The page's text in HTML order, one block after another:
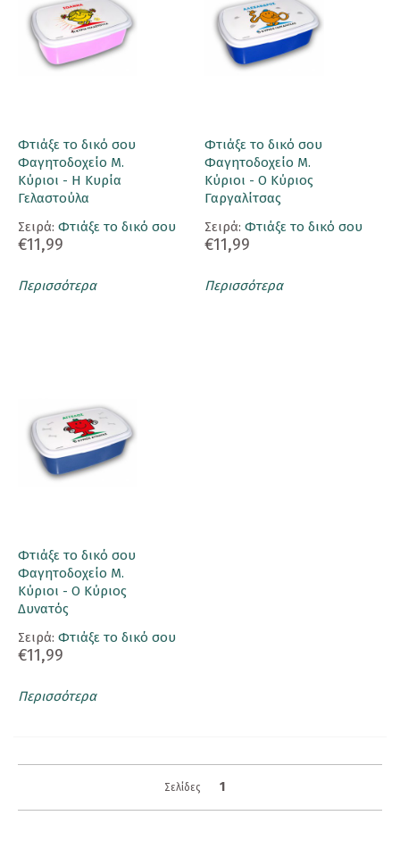
Φτιάξε το δικό σου
Φαγητοδοχείο Μ.
Κύριοι - Η Κυρία
Γελαστούλα
Σειρά: Φτιάξε το δικό σου
€11,99
Περισσότερα
Φτιάξε το δικό σου
Φαγητοδοχείο Μ.
Κύριοι - Ο Κύριος
Γαργαλίτσας
Σειρά: Φτιάξε το δικό σου
€11,99
Περισσότερα
Φτιάξε το δικό σου
Φαγητοδοχείο Μ.
Κύριοι - Ο Κύριος
Δυνατός
Σειρά: Φτιάξε το δικό σου
€11,99
Περισσότερα
Σελίδες 1